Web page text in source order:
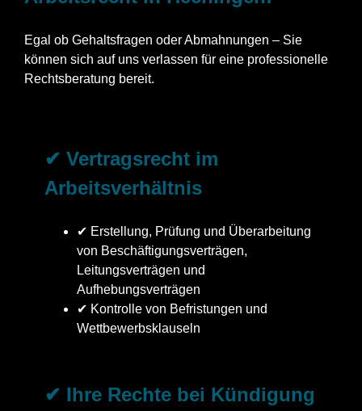
Egal ob Gehaltsfragen oder Abmahnungen – Sie
können sich auf uns verlassen für eine professionelle
Rechtsberatung bereit.
✔ Vertragsrecht im
Arbeitsverhältnis
✔ Erstellung, Prüfung und Überarbeitung
von Beschäftigungsverträgen,
Leitungsverträgen und
Aufhebungsverträgen
✔ Kontrolle von Befristungen und
Wettbewerbsklauseln
✔ Ihre Rechte bei Kündigung